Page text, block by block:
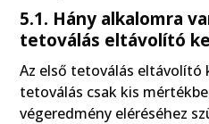
5.1. Hány alkalomra
tetoválás eltávolító
Az első tetoválás eltávolító
tetoválás csak kis
végeredmény eléréséhez